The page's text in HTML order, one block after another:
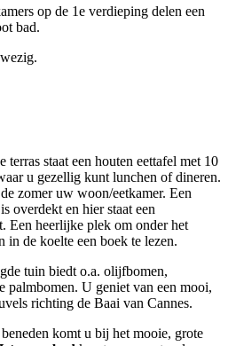
op de 1e verdieping delen een
bad.
staat een houten eettafel met 10
u gezellig kunt lunchen of dineren.
zomer uw woon/eetkamer. Een
overdekt en hier staat een
Een heerlijke plek om onder het
in de koelte een boek te lezen.
tuin biedt o.a. olijfbomen,
palmbomen. U geniet van een mooi,
richting de Baai van Cannes.
komt u bij het mooie, grote